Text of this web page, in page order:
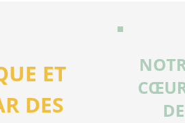
ET
DES